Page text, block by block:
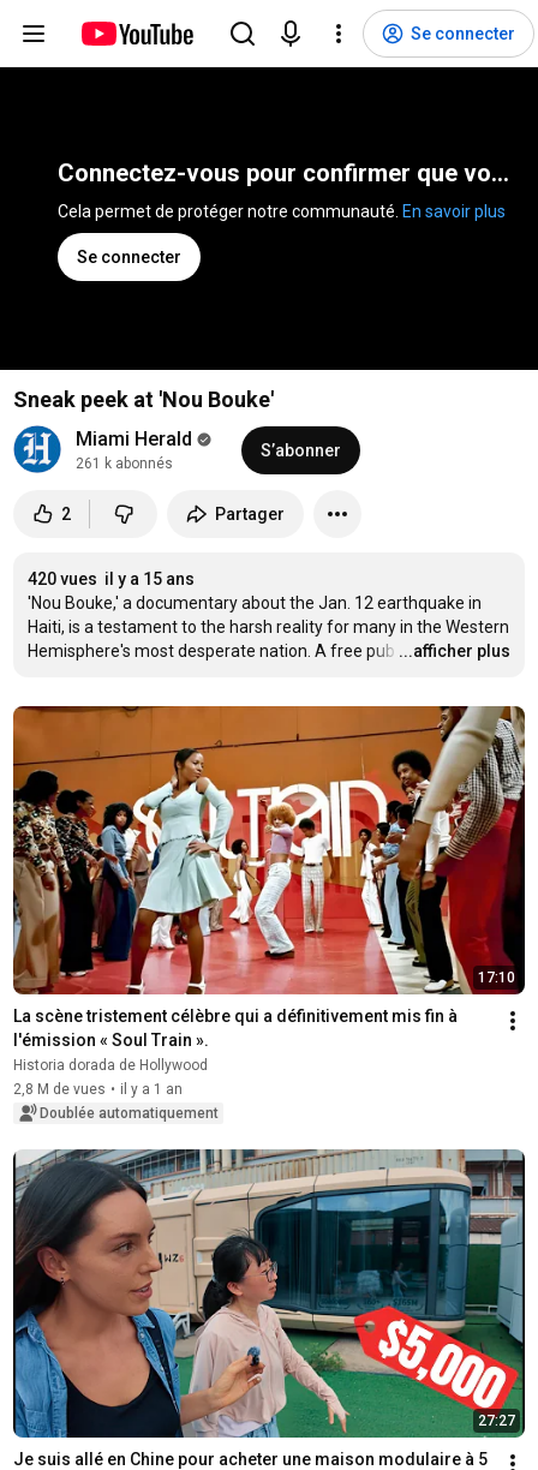
Se connecter
Connectez-vous pour confirmer que vous n'êtes pas un robot
En savoir plus
Se connecter
Sneak peek at 'Nou Bouke'
Miami Herald
261 k abonnés
S’abonner
2 Partager
420 vues il y a 15 ans
'Nou Bouke,' a documentary about the Jan. 12 earthquake in
Haiti, is a testament to the harsh reality for many in the Western
Hemisphere's most desperate nation. A free pub …
...afficher plus
17:10
La scène tristement célèbre qui a définitivement mis fin à
l'émission « Soul Train ».
Historia dorada de Hollywood
2,8 M de vues • il y a 1 an
Doublée automatiquement
27:27
Je suis allé en Chine pour acheter une maison modulaire à 5